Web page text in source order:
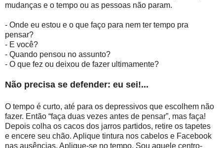
mudanças e o tempo ou as pessoas não param.
- Onde eu estou e o que faço para nem ter tempo pra
pensar?
- E você?
- Quando pensou no assunto?
- O que fez ou deixou de fazer ultimamente?
Não precisa se defender: eu sei!...
O tempo é curto, até para os depressivos que escolhem não
fazer. Então “faça duas vezes antes de pensar”, mas faça!
Depois colha os cacos dos jarros partidos, retire os tapetes
e encere seu chão. Aplique tintura nos cabelos e Facebook
nas ausências. Aplique-se no tempo. Sou aquele centro-